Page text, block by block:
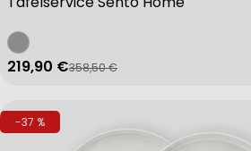
Verkaufspreis
219,90 €
Regulärer Preis
358,50 €
-37 %